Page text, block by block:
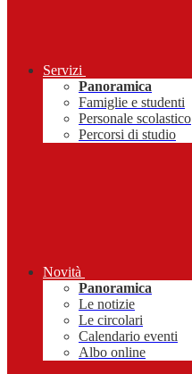
Servizi
Panoramica
Famiglie e studenti
Personale scolastico
Percorsi di studio
Novità
Panoramica
Le notizie
Le circolari
Calendario eventi
Albo online